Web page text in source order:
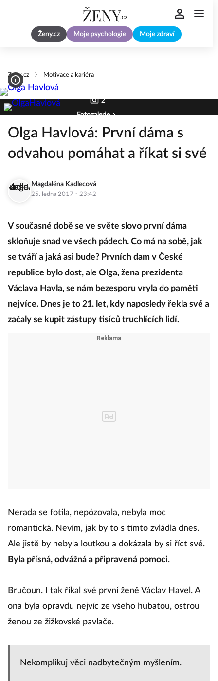
Ženy.cz Moje psychologie Moje zdraví
Zeny.cz Motivace a kariéra
2
Fotogalerie
Olga Havlová: První dáma s
odvahou pomáhat a říkat si své
Magdaléna Kadlecová
25. ledna 2017 · 23:42
V současné době se ve světe slovo první dáma
skloňuje snad ve všech pádech. Co má na sobě, jak
se tváří a jaká asi bude? Prvních dam v České
republice bylo dost, ale Olga, žena prezidenta
Václava Havla, se nám bezesporu vryla do paměti
nejvíce. Dnes je to 21. let, kdy naposledy řekla své a
začaly se kupit zástupy tisíců truchlících lidí.
Nerada se fotila, nepózovala, nebyla moc
romantická. Nevím, jak by to s tímto zvládla dnes.
Ale jistě by nebyla loutkou a dokázala by si říct své.
Byla přísná, odvážná a připravená pomoci.
Bručoun. I tak říkal své první ženě Václav Havel. A
ona byla opravdu nejvíc ze všeho hubatou, ostrou
ženou ze žižkovské pavlače.
Nekomplikuj věci nadbytečným myšlením.